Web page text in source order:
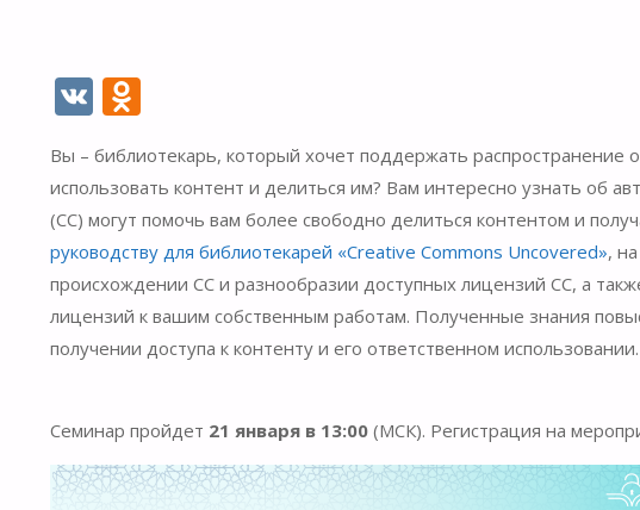
V
n
o
kl
as
s
ni
Вы – библиотекарь, который хочет поддержать распространение
использовать контент и делиться им? Вам интересно узнать об
(CC) могут помочь вам более свободно делиться контентом и
руководству для библиотекарей «Creative Commons Uncovered»,
происхождении CC и разнообразии доступных лицензий CC, а
лицензий к вашим собственным работам. Полученные знания
получении доступа к контенту и его ответственном использовании.
Семинар пройдет 21 января в 13:00 (МСК). Регистрация на